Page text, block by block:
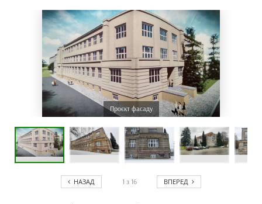
Проєкт фасаду
НАЗАД 1 з 16 ВПЕРЕД